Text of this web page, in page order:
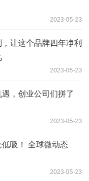
2023-05-23
让这个品牌四年净利
2023-05-23
，创业公司们拼了
2023-05-23
吸！ 全球微动态
2023-05-23